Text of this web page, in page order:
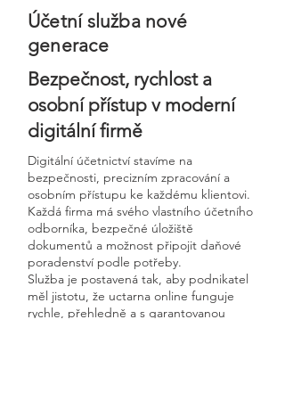
Účetní služba nové
generace
Bezpečnost, rychlost a
osobní přístup v moderní
digitální firmě
Digitální účetnictví stavíme na
bezpečnosti, precizním zpracování a
osobním přístupu ke každému klientovi.
Každá firma má svého vlastního účetního
odborníka, bezpečné úložiště
dokumentů a možnost připojit daňové
poradenství podle potřeby.
Služba je postavená tak, aby podnikatel
měl jistotu, že uctarna online funguje
rychle, přehledně a s garantovanou